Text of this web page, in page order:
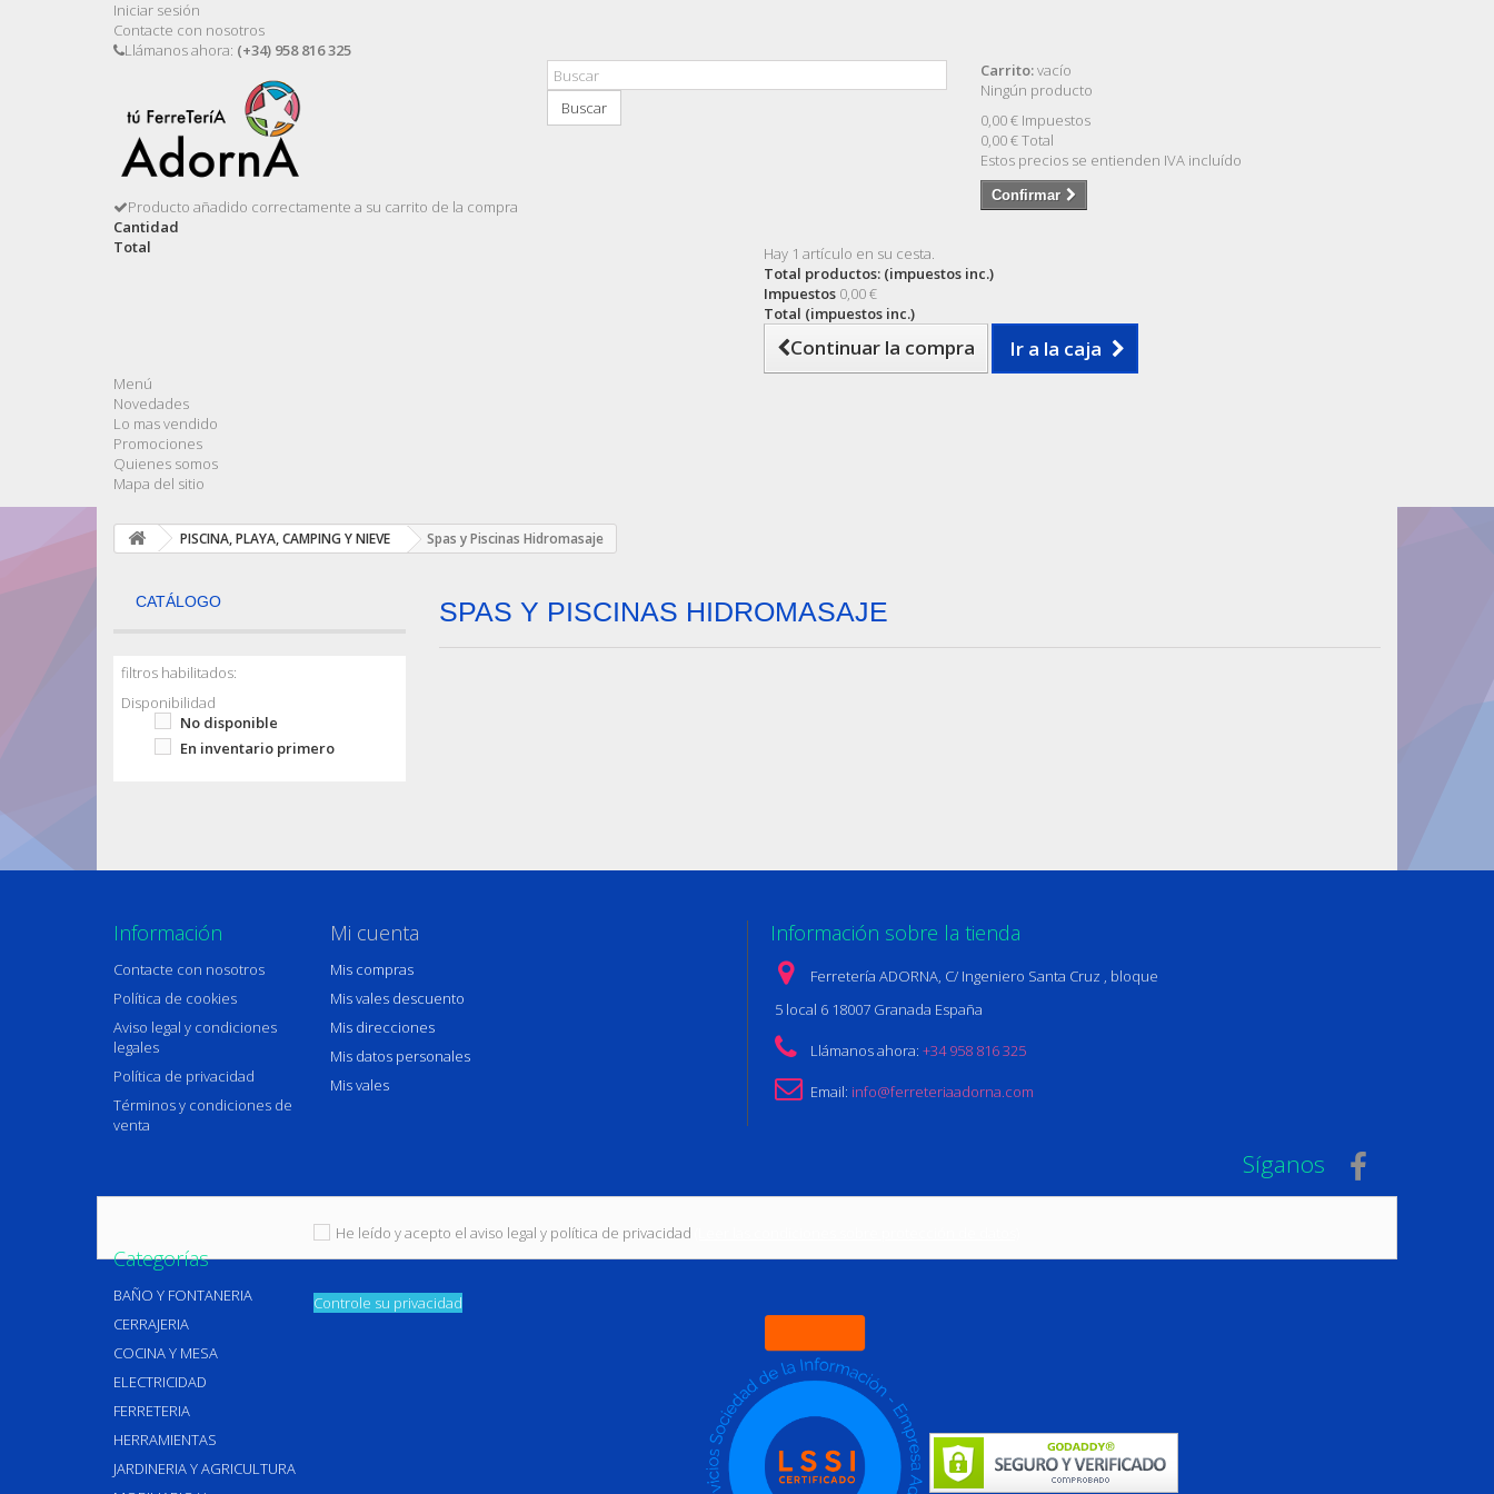
Iniciar sesión
Contacte con nosotros
Llámanos ahora: (+34) 958 816 325
Buscar
Carrito:vacío
Ningún producto
0,00 € Impuestos
0,00 €Total
Estos precios se entienden IVA incluído
Confirmar
Producto añadido correctamente a su carrito de la compra
Cantidad
Total
Hay 1 artículo en su cesta.
Total productos: (impuestos inc.)
Impuestos 0,00 €
Total (impuestos inc.)
Continuar la compra Ir a la caja
Menú
Novedades
Lo mas vendido
Promociones
Quienes somos
Mapa del sitio
PISCINA, PLAYA, CAMPING Y NIEVE Spas y Piscinas Hidromasaje
CATÁLOGO
filtros habilitados:
Disponibilidad
No disponible
En inventario primero
SPAS Y PISCINAS HIDROMASAJE
Información
Contacte con nosotros
Política de cookies
Aviso legal y condiciones
legales
Política de privacidad
Términos y condiciones de
venta
Mi cuenta
Mis compras
Mis vales descuento
Mis direcciones
Mis datos personales
Mis vales
Información sobre la tienda
Ferretería ADORNA, C/ Ingeniero Santa Cruz , bloque
5 local 6 18007 Granada España
Llámanos ahora: +34 958 816 325
Email: info@ferreteriaadorna.com
Síganos
Categorías
BAÑO Y FONTANERIA
CERRAJERIA
COCINA Y MESA
ELECTRICIDAD
FERRETERIA
HERRAMIENTAS
JARDINERIA Y AGRICULTURA
He leído y acepto el aviso legal y política de privacidad
Controle su privacidad